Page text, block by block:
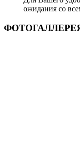
ожидания со